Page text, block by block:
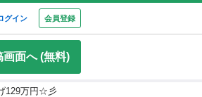
グイン 会員登録
画面へ (無料)
129万円☆彡